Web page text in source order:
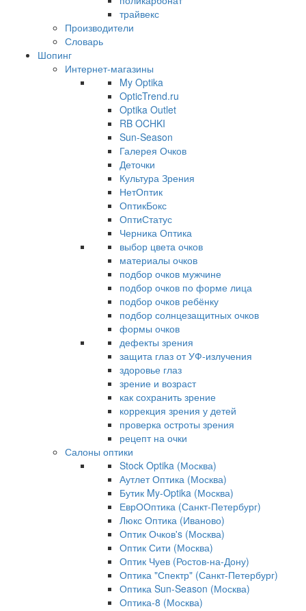
трайвекс
Производители
Словарь
Шопинг
Интернет-магазины
My Optika
OpticTrend.ru
Optika Outlet
RB OCHKI
Sun-Season
Галерея Очков
Деточки
Культура Зрения
НетОптик
ОптикБокс
ОптиСтатус
Черника Оптика
выбор цвета очков
материалы очков
подбор очков мужчине
подбор очков по форме лица
подбор очков ребёнку
подбор солнцезащитных очков
формы очков
дефекты зрения
защита глаз от УФ-излучения
здоровье глаз
зрение и возраст
как сохранить зрение
коррекция зрения у детей
проверка остроты зрения
рецепт на очки
Салоны оптики
Stock Optika (Москва)
Аутлет Оптика (Москва)
Бутик My-Optika (Москва)
ЕврООптика (Санкт-Петербург)
Люкс Оптика (Иваново)
Оптик Очков's (Москва)
Оптик Сити (Москва)
Оптик Чуев (Ростов-на-Дону)
Оптика "Спектр" (Санкт-Петербург)
Оптика Sun-Season (Москва)
Оптика-8 (Москва)